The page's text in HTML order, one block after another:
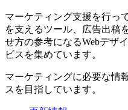
マーケティング支援を行っ
を支えるツール、広告出稿
せ方の参考になるWebデザ
ビスを集めています。
マーケティングに必要な情
スを目指しています。